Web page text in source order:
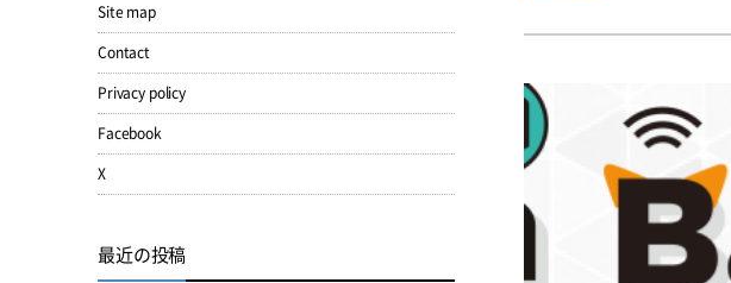
Site map
Contact
Privacy policy
Facebook
X
最近の投稿